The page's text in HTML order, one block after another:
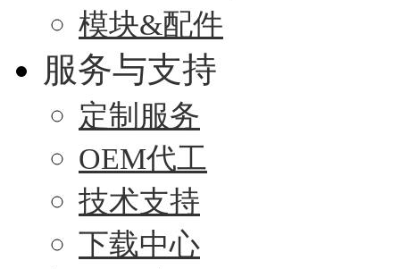
模块&配件
服务与支持
定制服务
OEM代工
技术支持
下载中心